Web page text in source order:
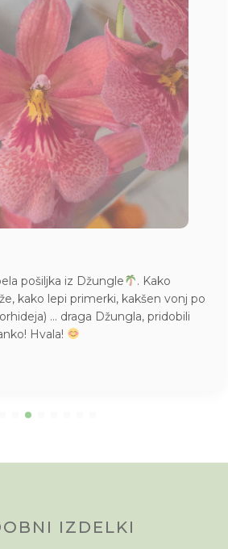
pošiljka iz Džungle
. Kako
kako lepi primerki, kakšen vonj po
… draga Džungla, pridobili
Hvala!
IZDELKI